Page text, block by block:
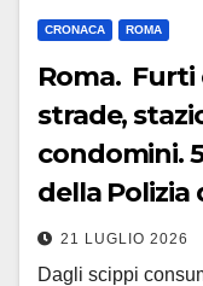
CRONACA ROMA
Roma. Furti
strade,
condomini.
della Polizia
21 LUGLIO 2026
Dagli scippi